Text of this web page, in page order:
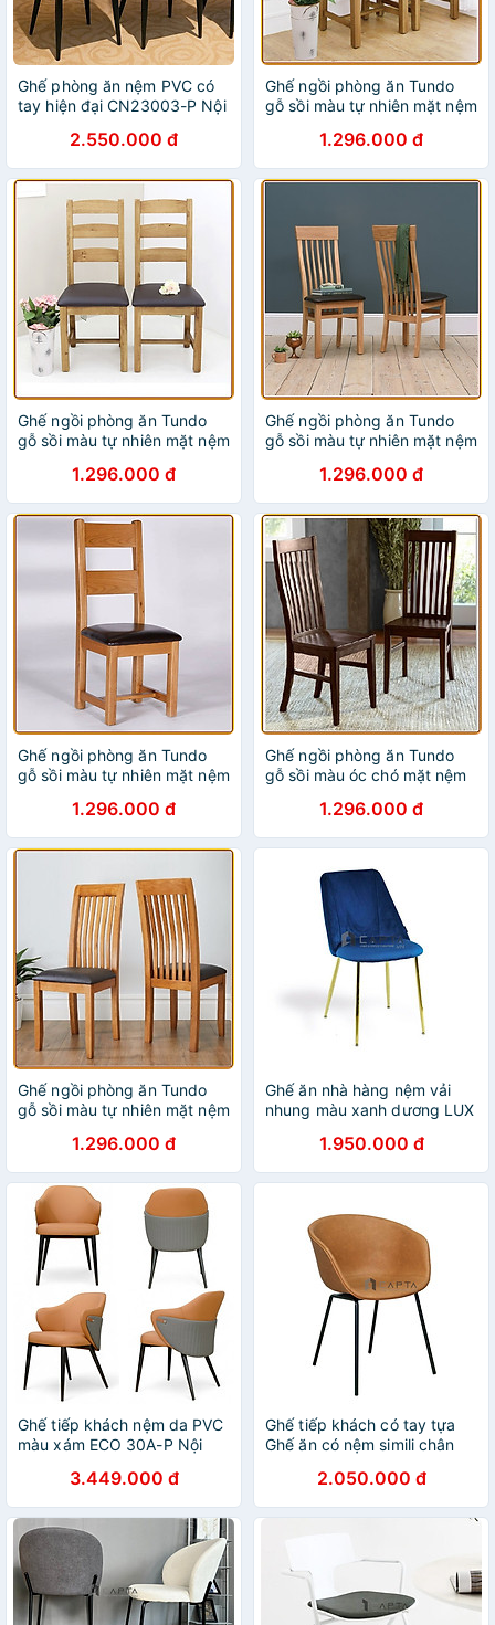
Ghế phòng ăn nệm PVC có
tay hiện đại CN23003-P Nội
2.550.000 đ
Ghế ngồi phòng ăn Tundo
gỗ sồi màu tự nhiên mặt nệm
1.296.000 đ
Ghế ngồi phòng ăn Tundo
gỗ sồi màu tự nhiên mặt nệm
1.296.000 đ
Ghế ngồi phòng ăn Tundo
gỗ sồi màu tự nhiên mặt nệm
1.296.000 đ
Ghế ngồi phòng ăn Tundo
gỗ sồi màu tự nhiên mặt nệm
1.296.000 đ
Ghế ngồi phòng ăn Tundo
gỗ sồi màu óc chó mặt nệm
1.296.000 đ
Ghế ngồi phòng ăn Tundo
gỗ sồi màu tự nhiên mặt nệm
1.296.000 đ
Ghế ăn nhà hàng nệm vải
nhung màu xanh dương LUX
tiếp khách nệm vải nhung
màu xanh dương không tay
tựa có chân thép mạ vàng
1.950.000 đ
Ghế tiếp khách nệm da PVC
màu xám ECO 30A-P Nội
hàng khách sạn nệm simili
cao cấp chân sắt sơn tĩnh
điện màu đen tại HCM
3.449.000 đ
Ghế tiếp khách có tay tựa
Ghế ăn có nệm simili chân
HAY 3-P2.050.000 đ